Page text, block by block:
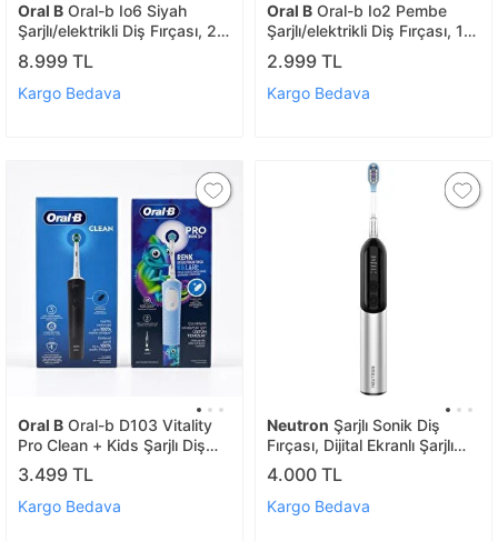
Oral B Oral-b Io6 Siyah
Şarjlı/elektrikli Diş Fırçası, 2
Fırça Başlığı, Uzun Ömürlü
Pil, Premium Seyahat Kabı
8.999 TL
Kargo Bedava
Oral B Oral-b Io2 Pembe
Şarjlı/elektrikli Diş Fırçası, 1
Fırça Başlığı, Tek Şarjda 4
Haftaya Varan Kullanım
2.999 TL
Kargo Bedava
Oral B Oral-b D103 Vitality
Pro Clean + Kids Şarjlı Diş
Fırçası 2'li Avantaj Paketi
3.499 TL
Kargo Bedava
Neutron Şarjlı Sonik Diş
Fırçası, Dijital Ekranlı Şarjlı
Diş Fırçası (silver)
4.000 TL
Kargo Bedava